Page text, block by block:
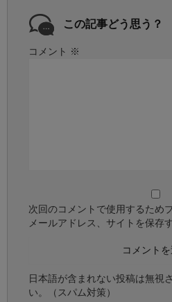
この記事どう思う？
コメント ※
次回のコメントで使用するため
メールアドレス、サイトを保存す
日本語が含まれない投稿は無視
い。（スパム対策）